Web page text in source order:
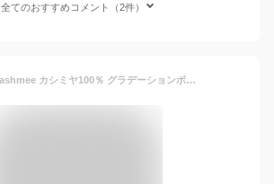
全てのおすすめコメント（2件）
OUTLET『Cashmee カシミヤ100％ グラデーションボーダーリバーシブルマフラー 全7色/Neptune』マフラー/レディース/メンズ/ファッション/カシミヤ/カシミア/ カシミヤマフラー カシミアマフラー